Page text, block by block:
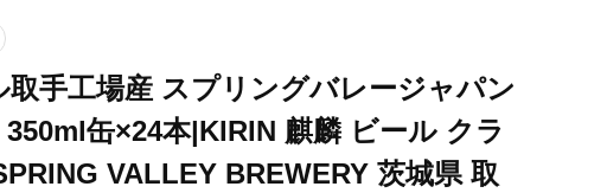
取手工場産 スプリングバレージャパン
缶×24本|KIRIN 麒麟 ビール クラ
VALLEY BREWERY 茨城県 取